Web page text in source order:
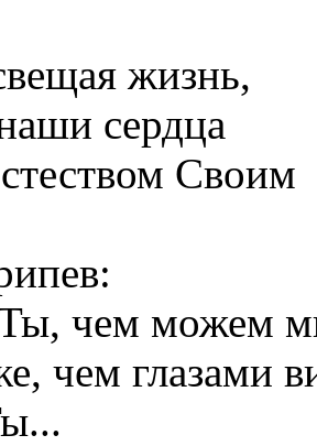
жизнь,
сердца
Своим
чем можем мы
чем глазами